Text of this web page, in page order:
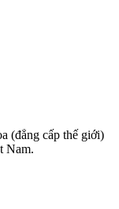
(đẳng cấp thế giới)
Nam.